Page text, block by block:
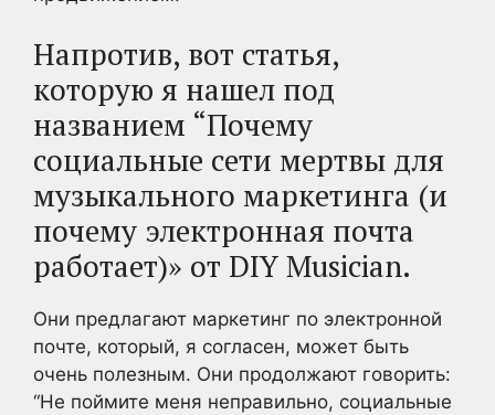
Напротив, вот статья,
которую я нашел под
названием “Почему
социальные сети мертвы для
музыкального маркетинга (и
почему электронная почта
работает)» от DIY Musician.
Они предлагают маркетинг по электронной
почте, который, я согласен, может быть
очень полезным. Они продолжают говорить:
“Не поймите меня неправильно, социальные